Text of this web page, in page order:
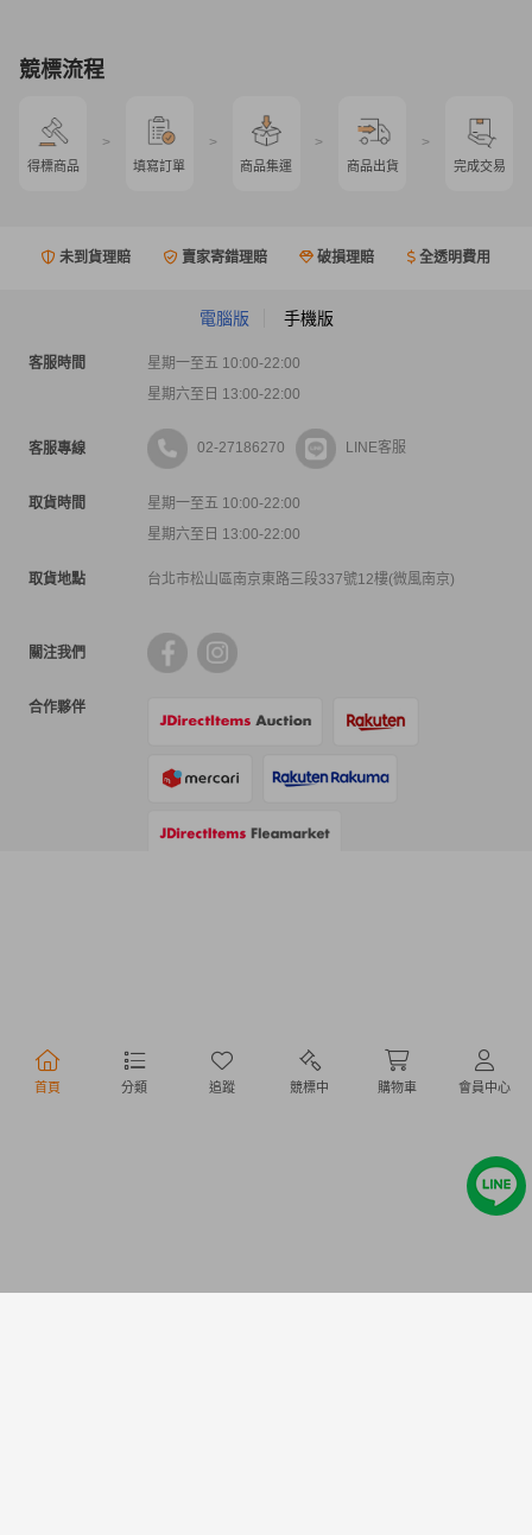
首頁 分類 追蹤 競標中 購物車 會員中心
競標流程
得標商品
>
填寫訂單
>
商品集運
>
商品出貨
>
完成交易
未到貨理賠 賣家寄錯理賠 破損理賠 全透明費用
電腦版 手機版
客服時間
星期一至五 10:00-22:00
星期六至日 13:00-22:00
客服專線 02-27186270 LINE客服
取貨時間
星期一至五 10:00-22:00
星期六至日 13:00-22:00
取貨地點 台北市松山區南京東路三段337號12樓(微風南京)
關注我們
合作夥伴
行動購物